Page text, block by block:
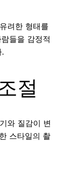
려한 형태를
들을 감정적
절
와 질감이 변
스타일의 촬